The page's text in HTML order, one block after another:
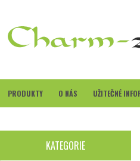
PRODUKTY O NÁS UŽITEČNÉ
KATEGORIE